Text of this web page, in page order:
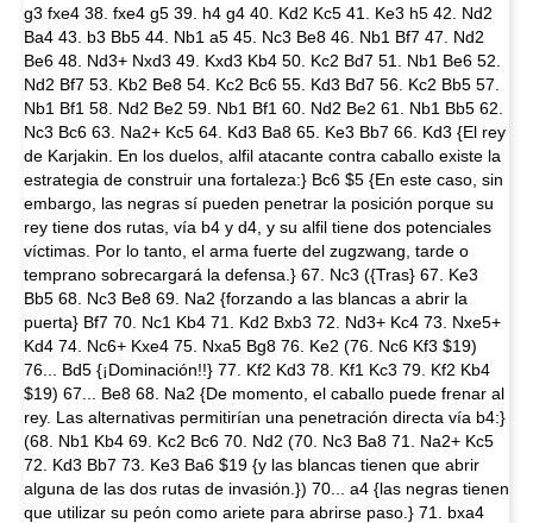
g3 fxe4 38. fxe4 g5 39. h4 g4 40. Kd2 Kc5 41. Ke3 h5 42. Nd2
Ba4 43. b3 Bb5 44. Nb1 a5 45. Nc3 Be8 46. Nb1 Bf7 47. Nd2
Be6 48. Nd3+ Nxd3 49. Kxd3 Kb4 50. Kc2 Bd7 51. Nb1 Be6 52.
Nd2 Bf7 53. Kb2 Be8 54. Kc2 Bc6 55. Kd3 Bd7 56. Kc2 Bb5 57.
Nb1 Bf1 58. Nd2 Be2 59. Nb1 Bf1 60. Nd2 Be2 61. Nb1 Bb5 62.
Nc3 Bc6 63. Na2+ Kc5 64. Kd3 Ba8 65. Ke3 Bb7 66. Kd3 {El rey
de Karjakin. En los duelos, alfil atacante contra caballo existe la
estrategia de construir una fortaleza:} Bc6 $5 {En este caso, sin
embargo, las negras sí pueden penetrar la posición porque su
rey tiene dos rutas, vía b4 y d4, y su alfil tiene dos potenciales
víctimas. Por lo tanto, el arma fuerte del zugzwang, tarde o
temprano sobrecargará la defensa.} 67. Nc3 ({Tras} 67. Ke3
Bb5 68. Nc3 Be8 69. Na2 {forzando a las blancas a abrir la
puerta} Bf7 70. Nc1 Kb4 71. Kd2 Bxb3 72. Nd3+ Kc4 73. Nxe5+
Kd4 74. Nc6+ Kxe4 75. Nxa5 Bg8 76. Ke2 (76. Nc6 Kf3 $19)
76... Bd5 {¡Dominación!!} 77. Kf2 Kd3 78. Kf1 Kc3 79. Kf2 Kb4
$19) 67... Be8 68. Na2 {De momento, el caballo puede frenar al
rey. Las alternativas permitirían una penetración directa vía b4:}
(68. Nb1 Kb4 69. Kc2 Bc6 70. Nd2 (70. Nc3 Ba8 71. Na2+ Kc5
72. Kd3 Bb7 73. Ke3 Ba6 $19 {y las blancas tienen que abrir
alguna de las dos rutas de invasión.}) 70... a4 {las negras tienen
que utilizar su peón como ariete para abrirse paso.} 71. bxa4